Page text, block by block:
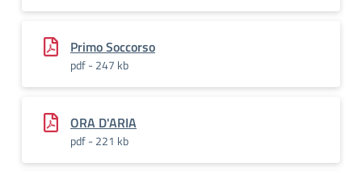
Primo Soccorso
pdf - 247 kb
ORA D'ARIA
pdf - 221 kb